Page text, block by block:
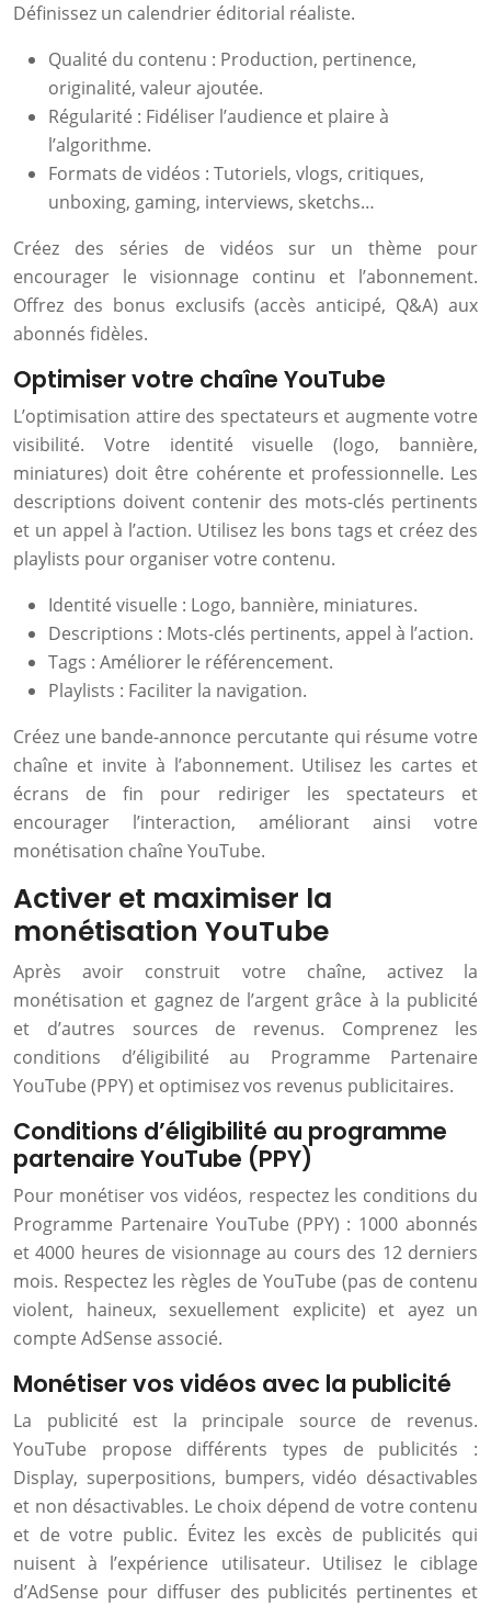
Définissez un calendrier éditorial réaliste.
Qualité du contenu : Production, pertinence,
originalité, valeur ajoutée.
Régularité : Fidéliser l’audience et plaire à
l’algorithme.
Formats de vidéos : Tutoriels, vlogs, critiques,
unboxing, gaming, interviews, sketchs…
Créez des séries de vidéos sur un thème pour
encourager le visionnage continu et l’abonnement.
Offrez des bonus exclusifs (accès anticipé, Q&A) aux
abonnés fidèles.
Optimiser votre chaîne YouTube
L’optimisation attire des spectateurs et augmente votre
visibilité. Votre identité visuelle (logo, bannière,
miniatures) doit être cohérente et professionnelle. Les
descriptions doivent contenir des mots-clés pertinents
et un appel à l’action. Utilisez les bons tags et créez des
playlists pour organiser votre contenu.
Identité visuelle : Logo, bannière, miniatures.
Descriptions : Mots-clés pertinents, appel à l’action.
Tags : Améliorer le référencement.
Playlists : Faciliter la navigation.
Créez une bande-annonce percutante qui résume votre
chaîne et invite à l’abonnement. Utilisez les cartes et
écrans de fin pour rediriger les spectateurs et
encourager l’interaction, améliorant ainsi votre
monétisation chaîne YouTube.
Activer et maximiser la
monétisation YouTube
Après avoir construit votre chaîne, activez la
monétisation et gagnez de l’argent grâce à la publicité
et d’autres sources de revenus. Comprenez les
conditions d’éligibilité au Programme Partenaire
YouTube (PPY) et optimisez vos revenus publicitaires.
Conditions d’éligibilité au programme
partenaire YouTube (PPY)
Pour monétiser vos vidéos, respectez les conditions du
Programme Partenaire YouTube (PPY) : 1000 abonnés
et 4000 heures de visionnage au cours des 12 derniers
mois. Respectez les règles de YouTube (pas de contenu
violent, haineux, sexuellement explicite) et ayez un
compte AdSense associé.
Monétiser vos vidéos avec la publicité
La publicité est la principale source de revenus.
YouTube propose différents types de publicités :
Display, superpositions, bumpers, vidéo désactivables
et non désactivables. Le choix dépend de votre contenu
et de votre public. Évitez les excès de publicités qui
nuisent à l’expérience utilisateur. Utilisez le ciblage
d’AdSense pour diffuser des publicités pertinentes et